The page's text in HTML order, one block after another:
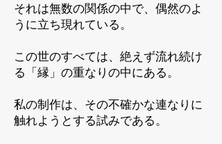
それは無数の関係の中で、偶然のよ
うに立ち現れている。
この世のすべては、絶えず流れ続け
る「縁」の重なりの中にある。
私の制作は、その不確かな連なりに
触れようとする試みである。